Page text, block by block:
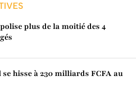
plus de la moitié des 4
se hisse à 230 milliards FCFA au